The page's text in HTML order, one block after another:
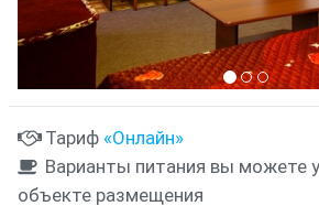
Тариф «Онлайн»
Варианты питания вы можете
объекте размещения